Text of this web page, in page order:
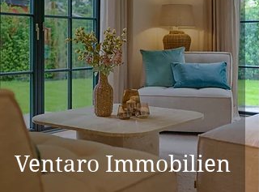
Ventaro Immobilien